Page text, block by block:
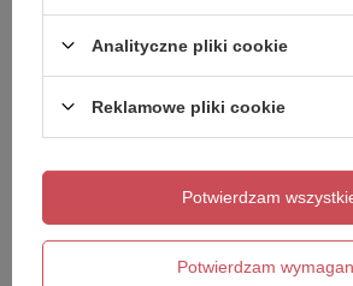
Rubinetterie/Tokyo
30 dni przed wprowadzeniem
1
30 dni
Analityczne pliki cookie
Reklamowe pliki cookie
Potwierdzam
Potwierdzam